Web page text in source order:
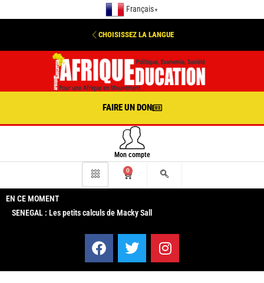
Français ▼
CHOISISSEZ LA LANGUE
FAIRE UN DON
Mon compte
0
EN CE MOMENT
SENEGAL : Les petits calculs de Macky Sall